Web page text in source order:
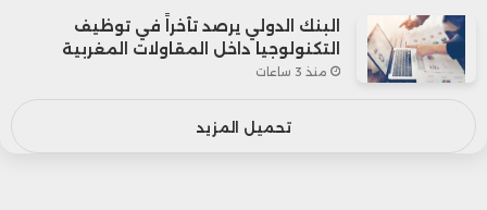
البنك الدولي يرصد تأخراً في توظيف
التكنولوجيا داخل المقاولات المغربية
منذ 3 ساعات
تحميل المزيد